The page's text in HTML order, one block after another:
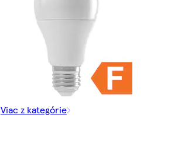
Viac z kategórie